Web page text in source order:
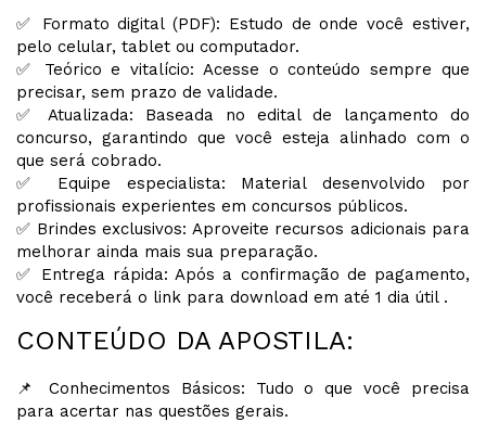
✅ Formato digital (PDF): Estudo de onde você estiver,
pelo celular, tablet ou computador.
✅ Teórico e vitalício: Acesse o conteúdo sempre que
precisar, sem prazo de validade.
✅ Atualizada: Baseada no edital de lançamento do
concurso, garantindo que você esteja alinhado com o
que será cobrado.
✅ Equipe especialista: Material desenvolvido por
profissionais experientes em concursos públicos.
✅ Brindes exclusivos: Aproveite recursos adicionais para
melhorar ainda mais sua preparação.
✅ Entrega rápida: Após a confirmação de pagamento,
você receberá o link para download em até 1 dia útil .
CONTEÚDO DA APOSTILA:
📌 Conhecimentos Básicos: Tudo o que você precisa
para acertar nas questões gerais.